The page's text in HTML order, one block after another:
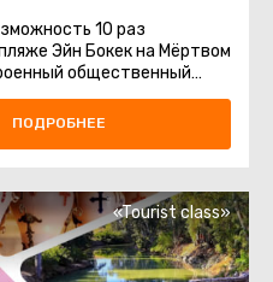
10 раз
Эйн Бокек на Мёртвом
общественный
пляж на Мертвом море. Шезлонги ...
ПОДРОБНЕЕ
«Tourist class»